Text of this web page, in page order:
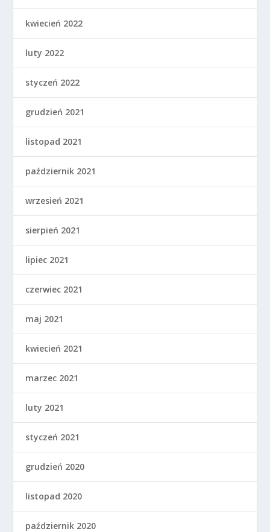
kwiecień 2022
luty 2022
styczeń 2022
grudzień 2021
listopad 2021
październik 2021
wrzesień 2021
sierpień 2021
lipiec 2021
czerwiec 2021
maj 2021
kwiecień 2021
marzec 2021
luty 2021
styczeń 2021
grudzień 2020
listopad 2020
październik 2020